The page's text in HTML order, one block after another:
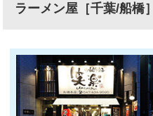
ラーメン屋［千葉/船橋